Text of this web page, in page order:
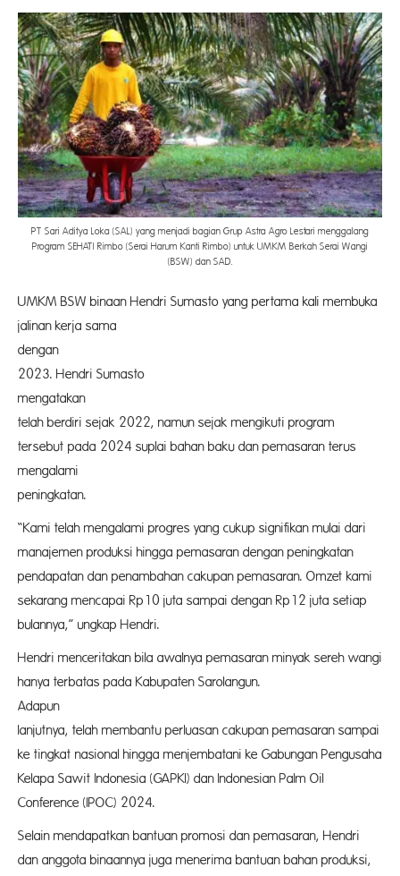
PT Sari Aditya Loka (SAL) yang menjadi bagian Grup Astra Agro Lestari menggalang
Program SEHATI Rimbo (Serai Harum Kanti Rimbo) untuk UMKM Berkah Serai Wangi
(BSW) dan SAD.
UMKM BSW binaan Hendri Sumasto yang pertama kali membuka
jalinan kerja sama
2023. Hendri Sumasto
telah berdiri sejak 2022, namun sejak mengikuti program
tersebut pada 2024 suplai bahan baku dan pemasaran terus
mengalami
“Kami telah mengalami progres yang cukup signifikan mulai dari
manajemen produksi hingga pemasaran dengan peningkatan
pendapatan dan penambahan cakupan pemasaran. Omzet kami
sekarang mencapai Rp10 juta sampai dengan Rp12 juta setiap
bulannya,” ungkap Hendri.
Hendri menceritakan bila awalnya pemasaran minyak sereh wangi
hanya terbatas pada Kabupaten Sarolangun.
lanjutnya, telah membantu perluasan cakupan pemasaran sampai
ke tingkat nasional hingga menjembatani ke Gabungan Pengusaha
Kelapa Sawit Indonesia (GAPKI) dan Indonesian Palm Oil
Conference (IPOC) 2024.
Selain mendapatkan bantuan promosi dan pemasaran, Hendri
dan anggota binaannya juga menerima bantuan bahan produksi,